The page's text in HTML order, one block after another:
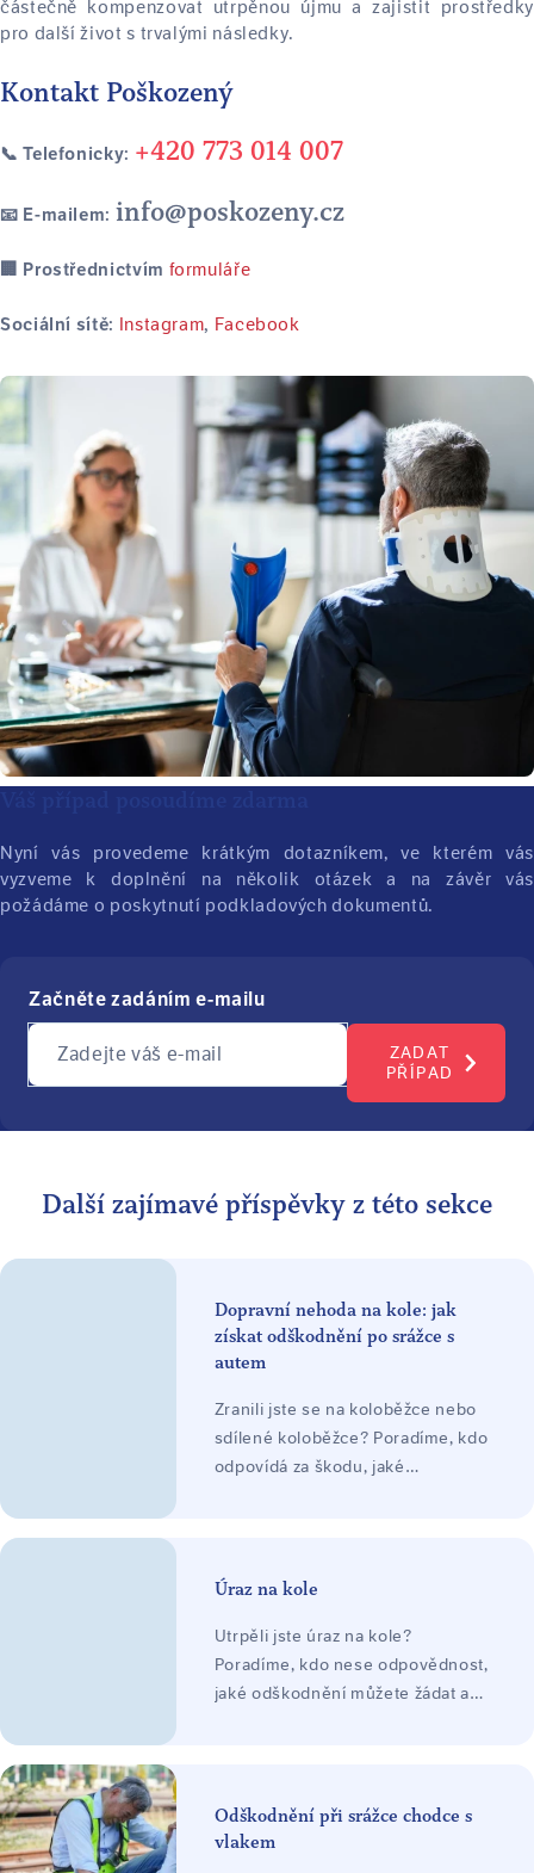
částečně kompenzovat utrpěnou újmu a zajistit prostředky
pro další život s trvalými následky.
Kontakt Poškozený
📞 Telefonicky: +420 773 014 007
📧 E-mailem: info@poskozeny.cz
🏢 Prostřednictvím formuláře
Sociální sítě: Instagram, Facebook
Nyní vás provedeme krátkým dotazníkem, ve kterém vás
vyzveme k doplnění na několik otázek a na závěr vás
požádáme o poskytnutí podkladových dokumentů.
Začněte zadáním e-mailu
Zadejte váš e-mail
ZADAT
PŘÍPAD
Další zajímavé příspěvky z této sekce
Dopravní nehoda na kole: jak
získat odškodnění po srážce s
autem
Zranili jste se na koloběžce nebo
sdílené koloběžce? Poradíme, kdo
odpovídá za škodu, jaké
Úraz na kole
Utrpěli jste úraz na kole?
Poradíme, kdo nese odpovědnost,
jaké odškodnění můžete žádat a
Odškodnění při srážce chodce s
vlakem